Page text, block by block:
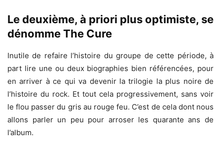
Le deuxième, à priori plus optimiste, se
dénomme The Cure
Inutile de refaire l’histoire du groupe de cette période, à
part lire une ou deux biographies bien référencées, pour
en arriver à ce qui va devenir la trilogie la plus noire de
l’histoire du rock. Et tout cela progressivement, sans voir
le flou passer du gris au rouge feu. C’est de cela dont nous
allons parler un peu pour arroser les quarante ans de
l’album.